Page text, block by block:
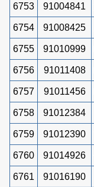
6753 91004841
6754 91008425
6755 91010999
6756 91011408
6757 91011456
6758 91012384
6759 91012390
6760 91014926
6761 91016190